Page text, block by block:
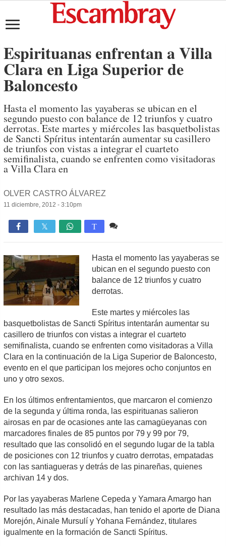
Espirituanas enfrentan a Villa
Clara en Liga Superior de
Baloncesto
Hasta el momento las yayaberas se ubican en el
segundo puesto con balance de 12 triunfos y cuatro
derrotas. Este martes y miércoles las basquetbolistas
de Sancti Spíritus intentarán aumentar su casillero
de triunfos con vistas a integrar el cuarteto
semifinalista, cuando se enfrenten como visitadoras
a Villa Clara en
OLVER CASTRO ÁLVAREZ
11 diciembre, 2012 - 3:10pm
 T
Hasta el momento las yayaberas se
ubican en el segundo puesto con
balance de 12 triunfos y cuatro
derrotas.
Este martes y miércoles las
basquetbolistas de Sancti Spíritus intentarán aumentar su
casillero de triunfos con vistas a integrar el cuarteto
semifinalista, cuando se enfrenten como visitadoras a Villa
Clara en la continuación de la Liga Superior de Baloncesto,
evento en el que participan los mejores ocho conjuntos en
uno y otro sexos.
En los últimos enfrentamientos, que marcaron el comienzo
de la segunda y última ronda, las espirituanas salieron
airosas en par de ocasiones ante las camagüeyanas con
marcadores finales de 85 puntos por 79 y 99 por 79,
resultado que las consolidó en el segundo lugar de la tabla
de posiciones con 12 triunfos y cuatro derrotas, empatadas
con las santiagueras y detrás de las pinareñas, quienes
archivan 14 y dos.
Por las yayaberas Marlene Cepeda y Yamara Amargo han
resultado las más destacadas, han tenido el aporte de Diana
Morejón, Ainale Mursulí y Yohana Fernández, titulares
igualmente en la formación de Sancti Spíritus.